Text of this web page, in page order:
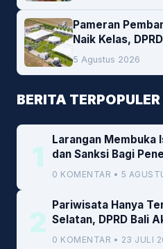
Pameran
Naik Kelas,
Lokal Jadi
5 Agustus 2026
BERITA TERPOPULER
1
Larangan Membuka
dan Sanksi Bagi
0 KOMENTAR • 5
2
Pariwisata Hanya
Selatan, DPRD Bali
0 KOMENTAR • 23 JULI